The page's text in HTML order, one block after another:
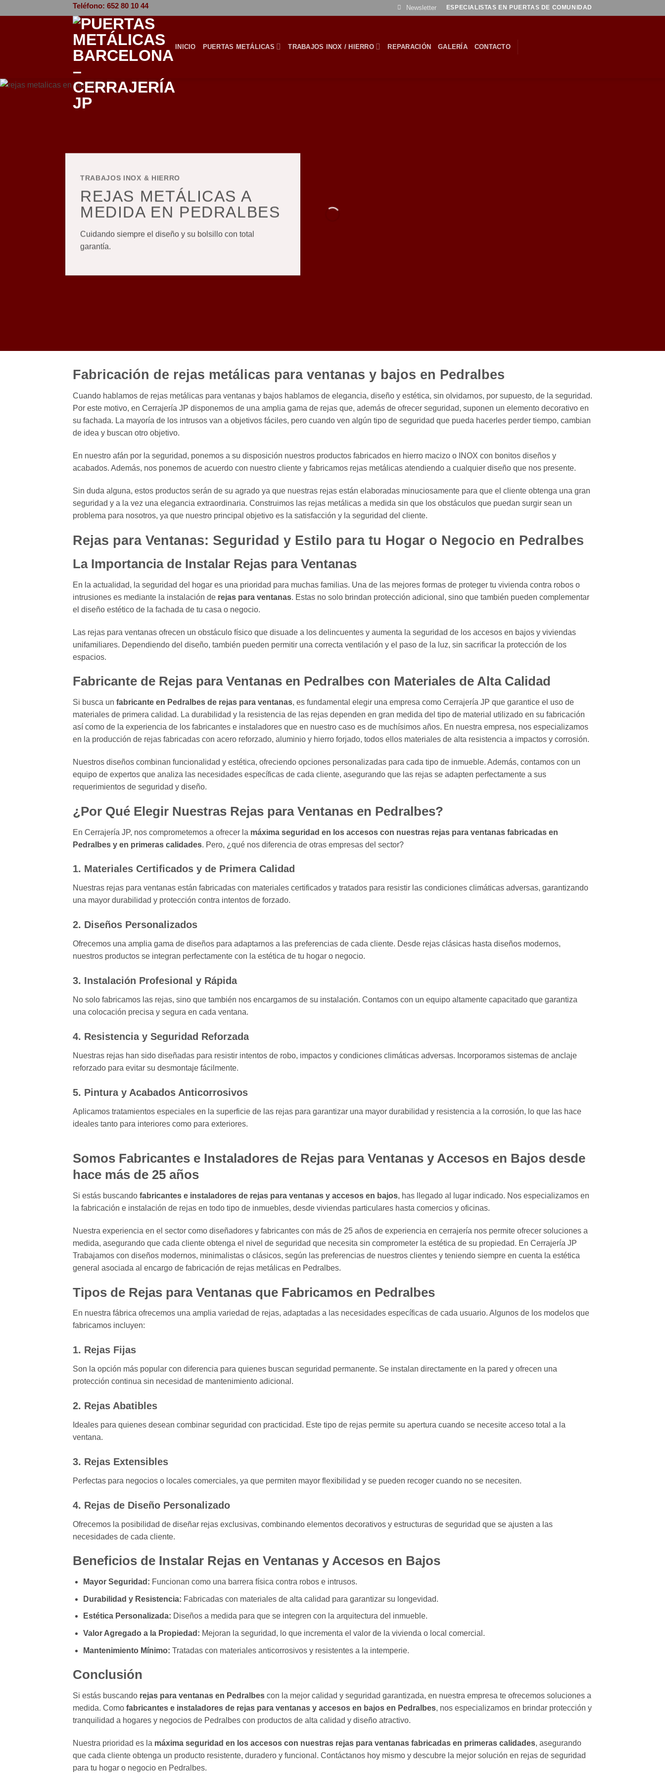
al
Teléfono: 652 80 10 44 Newsletter ESPECIALISTAS EN PUERTAS DE COMUNIDAD
INICIO PUERTAS METÁLICAS TRABAJOS INOX / HIERRO REPARACIÓN GALERÍA CONTACTO
TRABAJOS INOX & HIERRO
REJAS METÁLICAS A
MEDIDA EN PEDRALBES
Cuidando siempre el diseño y su bolsillo con total
garantía.
Fabricación de rejas metálicas para ventanas y bajos en Pedralbes
Cuando hablamos de rejas metálicas para ventanas y bajos hablamos de elegancia, diseño y estética, sin olvidarnos, por supuesto, de la seguridad.
Por este motivo, en Cerrajería JP disponemos de una amplia gama de rejas que, además de ofrecer seguridad, suponen un elemento decorativo en
su fachada. La mayoría de los intrusos van a objetivos fáciles, pero cuando ven algún tipo de seguridad que pueda hacerles perder tiempo, cambian
de idea y buscan otro objetivo.
En nuestro afán por la seguridad, ponemos a su disposición nuestros productos fabricados en hierro macizo o INOX con bonitos diseños y
acabados. Además, nos ponemos de acuerdo con nuestro cliente y fabricamos rejas metálicas atendiendo a cualquier diseño que nos presente.
Sin duda alguna, estos productos serán de su agrado ya que nuestras rejas están elaboradas minuciosamente para que el cliente obtenga una gran
seguridad y a la vez una elegancia extraordinaria. Construimos las rejas metálicas a medida sin que los obstáculos que puedan surgir sean un
problema para nosotros, ya que nuestro principal objetivo es la satisfacción y la seguridad del cliente.
Rejas para Ventanas: Seguridad y Estilo para tu Hogar o Negocio en Pedralbes
La Importancia de Instalar Rejas para Ventanas
En la actualidad, la seguridad del hogar es una prioridad para muchas familias. Una de las mejores formas de proteger tu vivienda contra robos o
intrusiones es mediante la instalación de rejas para ventanas. Estas no solo brindan protección adicional, sino que también pueden complementar
el diseño estético de la fachada de tu casa o negocio.
Las rejas para ventanas ofrecen un obstáculo físico que disuade a los delincuentes y aumenta la seguridad de los accesos en bajos y viviendas
unifamiliares. Dependiendo del diseño, también pueden permitir una correcta ventilación y el paso de la luz, sin sacrificar la protección de los
espacios.
Fabricante de Rejas para Ventanas en Pedralbes con Materiales de Alta Calidad
Si busca un fabricante en Pedralbes de rejas para ventanas, es fundamental elegir una empresa como Cerrajería JP que garantice el uso de
materiales de primera calidad. La durabilidad y la resistencia de las rejas dependen en gran medida del tipo de material utilizado en su fabricación
así como de la experiencia de los fabricantes e instaladores que en nuestro caso es de muchísimos años. En nuestra empresa, nos especializamos
en la producción de rejas fabricadas con acero reforzado, aluminio y hierro forjado, todos ellos materiales de alta resistencia a impactos y corrosión.
Nuestros diseños combinan funcionalidad y estética, ofreciendo opciones personalizadas para cada tipo de inmueble. Además, contamos con un
equipo de expertos que analiza las necesidades específicas de cada cliente, asegurando que las rejas se adapten perfectamente a sus
requerimientos de seguridad y diseño.
¿Por Qué Elegir Nuestras Rejas para Ventanas en Pedralbes?
En Cerrajería JP, nos comprometemos a ofrecer la máxima seguridad en los accesos con nuestras rejas para ventanas fabricadas en
Pedralbes y en primeras calidades. Pero, ¿qué nos diferencia de otras empresas del sector?
1. Materiales Certificados y de Primera Calidad
Nuestras rejas para ventanas están fabricadas con materiales certificados y tratados para resistir las condiciones climáticas adversas, garantizando
una mayor durabilidad y protección contra intentos de forzado.
2. Diseños Personalizados
Ofrecemos una amplia gama de diseños para adaptarnos a las preferencias de cada cliente. Desde rejas clásicas hasta diseños modernos,
nuestros productos se integran perfectamente con la estética de tu hogar o negocio.
3. Instalación Profesional y Rápida
No solo fabricamos las rejas, sino que también nos encargamos de su instalación. Contamos con un equipo altamente capacitado que garantiza
una colocación precisa y segura en cada ventana.
4. Resistencia y Seguridad Reforzada
Nuestras rejas han sido diseñadas para resistir intentos de robo, impactos y condiciones climáticas adversas. Incorporamos sistemas de anclaje
reforzado para evitar su desmontaje fácilmente.
5. Pintura y Acabados Anticorrosivos
Aplicamos tratamientos especiales en la superficie de las rejas para garantizar una mayor durabilidad y resistencia a la corrosión, lo que las hace
ideales tanto para interiores como para exteriores.
Somos Fabricantes e Instaladores de Rejas para Ventanas y Accesos en Bajos desde
hace más de 25 años
Si estás buscando fabricantes e instaladores de rejas para ventanas y accesos en bajos, has llegado al lugar indicado. Nos especializamos en
la fabricación e instalación de rejas en todo tipo de inmuebles, desde viviendas particulares hasta comercios y oficinas.
Nuestra experiencia en el sector como diseñadores y fabricantes con más de 25 años de experiencia en cerrajería nos permite ofrecer soluciones a
medida, asegurando que cada cliente obtenga el nivel de seguridad que necesita sin comprometer la estética de su propiedad. En Cerrajería JP
Trabajamos con diseños modernos, minimalistas o clásicos, según las preferencias de nuestros clientes y teniendo siempre en cuenta la estética
general asociada al encargo de fabricación de rejas metálicas en Pedralbes.
Tipos de Rejas para Ventanas que Fabricamos en Pedralbes
En nuestra fábrica ofrecemos una amplia variedad de rejas, adaptadas a las necesidades específicas de cada usuario. Algunos de los modelos que
fabricamos incluyen:
1. Rejas Fijas
Son la opción más popular con diferencia para quienes buscan seguridad permanente. Se instalan directamente en la pared y ofrecen una
protección continua sin necesidad de mantenimiento adicional.
2. Rejas Abatibles
Ideales para quienes desean combinar seguridad con practicidad. Este tipo de rejas permite su apertura cuando se necesite acceso total a la
ventana.
3. Rejas Extensibles
Perfectas para negocios o locales comerciales, ya que permiten mayor flexibilidad y se pueden recoger cuando no se necesiten.
4. Rejas de Diseño Personalizado
Ofrecemos la posibilidad de diseñar rejas exclusivas, combinando elementos decorativos y estructuras de seguridad que se ajusten a las
necesidades de cada cliente.
Beneficios de Instalar Rejas en Ventanas y Accesos en Bajos
Mayor Seguridad: Funcionan como una barrera física contra robos e intrusos.
Durabilidad y Resistencia: Fabricadas con materiales de alta calidad para garantizar su longevidad.
Estética Personalizada: Diseños a medida para que se integren con la arquitectura del inmueble.
Valor Agregado a la Propiedad: Mejoran la seguridad, lo que incrementa el valor de la vivienda o local comercial.
Mantenimiento Mínimo: Tratadas con materiales anticorrosivos y resistentes a la intemperie.
Conclusión
Si estás buscando rejas para ventanas en Pedralbes con la mejor calidad y seguridad garantizada, en nuestra empresa te ofrecemos soluciones a
medida. Como fabricantes e instaladores de rejas para ventanas y accesos en bajos en Pedralbes, nos especializamos en brindar protección y
tranquilidad a hogares y negocios de Pedralbes con productos de alta calidad y diseño atractivo.
Nuestra prioridad es la máxima seguridad en los accesos con nuestras rejas para ventanas fabricadas en primeras calidades, asegurando
que cada cliente obtenga un producto resistente, duradero y funcional. Contáctanos hoy mismo y descubre la mejor solución en rejas de seguridad
para tu hogar o negocio en Pedralbes.